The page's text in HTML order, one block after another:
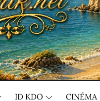
ID KDO CINÉMA